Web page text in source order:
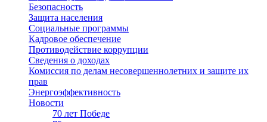
Безопасность
Защита населения
Социальные программы
Кадровое обеспечение
Противодействие коррупции
Сведения о доходах
Комиссия по делам несовершеннолетних и защите их
прав
Энергоэффективность
Новости
70 лет Победе